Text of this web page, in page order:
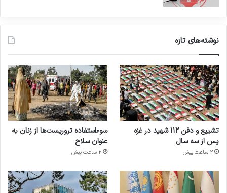
نوشته‌های تازه
تشییع و دفن ۱۱۲ شهید در غزه
پس از سه سال
2 ساعت پیش
سوءاستفاده تروریست‌ها از زنان به
عنوان سلاح
2 ساعت پیش